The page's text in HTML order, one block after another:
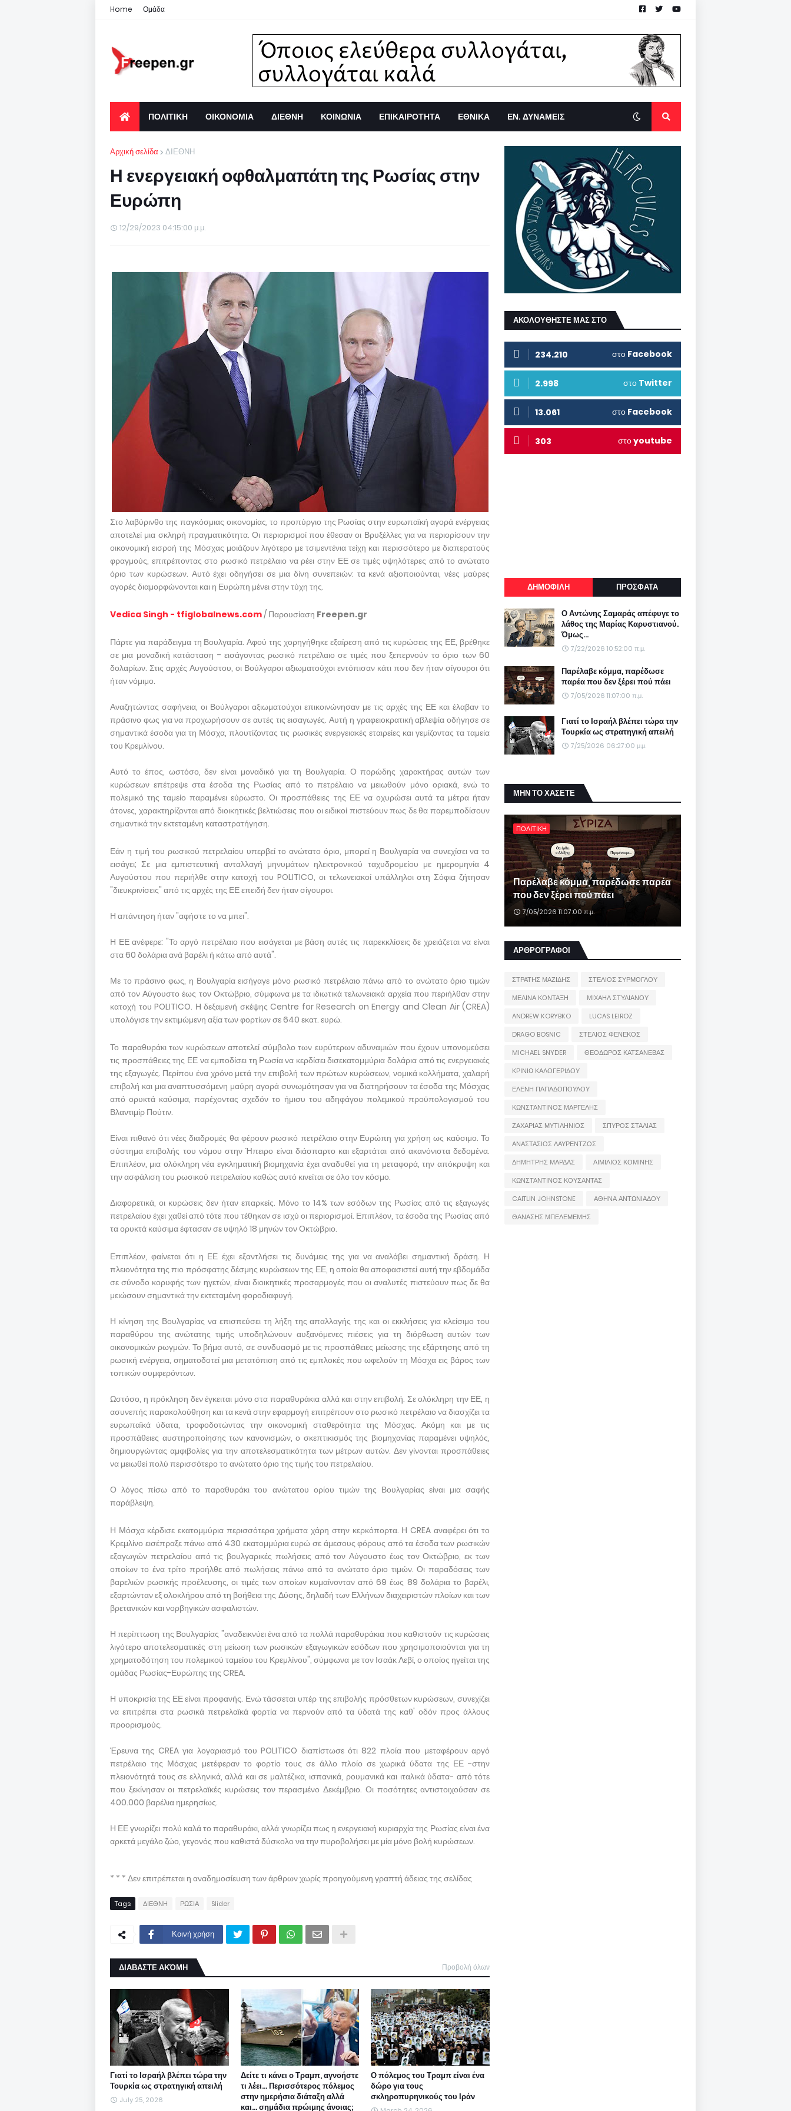
Home Ομάδα
ΠΟΛΙΤΙΚΗ ΟΙΚΟΝΟΜΙΑ ΔΙΕΘΝΗ ΚΟΙΝΩΝΙΑ ΕΠΙΚΑΙΡΟΤΗΤΑ ΕΘΝΙΚΑ ΕΝ. ΔΥΝΑΜΕΙΣ
Αρχική σελίδα ΔΙΕΘΝΗ
Η ενεργειακή οφθαλμαπάτη της Ρωσίας στην
Ευρώπη
12/29/2023 04:15:00 μ.μ.
Στο λαβύρινθο της παγκόσμιας οικονομίας, το προπύργιο της Ρωσίας στην ευρωπαϊκή αγορά ενέργειας
αποτελεί μια σκληρή πραγματικότητα. Οι περιορισμοί που έθεσαν οι Βρυξέλλες για να περιορίσουν την
οικονομική εισροή της Μόσχας μοιάζουν λιγότερο με τσιμεντένια τείχη και περισσότερο με διαπερατούς
φραγμούς, επιτρέποντας στο ρωσικό πετρέλαιο να ρέει στην ΕΕ σε τιμές υψηλότερες από το ανώτατο
όριο των κυρώσεων. Αυτό έχει οδηγήσει σε μια δίνη συνεπειών: τα κενά αξιοποιούνται, νέες μαύρες
αγορές διαμορφώνονται και η Ευρώπη μένει στην τύχη της.
Vedica Singh - tfiglobalnews.com/ Παρουσίαση Freepen.gr
Πάρτε για παράδειγμα τη Βουλγαρία. Αφού της χορηγήθηκε εξαίρεση από τις κυρώσεις της ΕΕ, βρέθηκε
σε μια μοναδική κατάσταση - εισάγοντας ρωσικό πετρέλαιο σε τιμές που ξεπερνούν το όριο των 60
δολαρίων. Στις αρχές Αυγούστου, οι Βούλγαροι αξιωματούχοι εντόπισαν κάτι που δεν ήταν σίγουροι ότι
ήταν νόμιμο.
Αναζητώντας σαφήνεια, οι Βούλγαροι αξιωματούχοι επικοινώνησαν με τις αρχές της ΕΕ και έλαβαν το
πράσινο φως για να προχωρήσουν σε αυτές τις εισαγωγές. Αυτή η γραφειοκρατική αβλεψία οδήγησε σε
σημαντικά έσοδα για τη Μόσχα, πλουτίζοντας τις ρωσικές ενεργειακές εταιρείες και γεμίζοντας τα ταμεία
του Κρεμλίνου.
Αυτό το έπος, ωστόσο, δεν είναι μοναδικό για τη Βουλγαρία. Ο πορώδης χαρακτήρας αυτών των
κυρώσεων επέτρεψε στα έσοδα της Ρωσίας από το πετρέλαιο να μειωθούν μόνο οριακά, ενώ το
πολεμικό της ταμείο παραμένει εύρωστο. Οι προσπάθειες της ΕΕ να οχυρώσει αυτά τα μέτρα ήταν
άτονες, χαρακτηρίζονται από διοικητικές βελτιώσεις που οι ειδικοί πιστεύουν πως δε θα παρεμποδίσουν
σημαντικά την εκτεταμένη καταστρατήγηση.
Εάν η τιμή του ρωσικού πετρελαίου υπερβεί το ανώτατο όριο, μπορεί η Βουλγαρία να συνεχίσει να το
εισάγει; Σε μια εμπιστευτική ανταλλαγή μηνυμάτων ηλεκτρονικού ταχυδρομείου με ημερομηνία 4
Αυγούστου που περιήλθε στην κατοχή του POLITICO, οι τελωνειακοί υπάλληλοι στη Σόφια ζήτησαν
"διευκρινίσεις" από τις αρχές της ΕΕ επειδή δεν ήταν σίγουροι.
Η απάντηση ήταν "αφήστε το να μπει".
Η ΕΕ ανέφερε: "Το αργό πετρέλαιο που εισάγεται με βάση αυτές τις παρεκκλίσεις δε χρειάζεται να είναι
στα 60 δολάρια ανά βαρέλι ή κάτω από αυτά".
Με το πράσινο φως, η Βουλγαρία εισήγαγε μόνο ρωσικό πετρέλαιο πάνω από το ανώτατο όριο τιμών
από τον Αύγουστο έως τον Οκτώβριο, σύμφωνα με τα ιδιωτικά τελωνειακά αρχεία που περιήλθαν στην
κατοχή του POLITICO. Η δεξαμενή σκέψης Centre for Research on Energy and Clean Air (CREA)
υπολόγισε την εκτιμώμενη αξία των φορτίων σε 640 εκατ. ευρώ.
Το παραθυράκι των κυρώσεων αποτελεί σύμβολο των ευρύτερων αδυναμιών που έχουν υπονομεύσει
τις προσπάθειες της ΕΕ να εμποδίσει τη Ρωσία να κερδίσει δισεκατομμύρια δολάρια από τις ενεργειακές
της εξαγωγές. Περίπου ένα χρόνο μετά την επιβολή των πρώτων κυρώσεων, νομικά κολλήματα, χαλαρή
επιβολή και μια αναπτυσσόμενη μαύρη αγορά συνωμότησαν για να διατηρήσουν τα έσοδα της Μόσχας
από ορυκτά καύσιμα, παρέχοντας σχεδόν το ήμισυ του αδηφάγου πολεμικού προϋπολογισμού του
Βλαντιμίρ Πούτιν.
Είναι πιθανό ότι νέες διαδρομές θα φέρουν ρωσικό πετρέλαιο στην Ευρώπη για χρήση ως καύσιμο. Το
σύστημα επιβολής του νόμου στην Ήπειρο είναι διάσπαρτο και εξαρτάται από ακανόνιστα δεδομένα.
Επιπλέον, μια ολόκληρη νέα εγκληματική βιομηχανία έχει αναδυθεί για τη μεταφορά, την απόκρυψη και
την ασφάλιση του ρωσικού πετρελαίου καθώς αυτό κινείται σε όλο τον κόσμο.
Διαφορετικά, οι κυρώσεις δεν ήταν επαρκείς. Μόνο το 14% των εσόδων της Ρωσίας από τις εξαγωγές
πετρελαίου έχει χαθεί από τότε που τέθηκαν σε ισχύ οι περιορισμοί. Επιπλέον, τα έσοδα της Ρωσίας από
τα ορυκτά καύσιμα έφτασαν σε υψηλό 18 μηνών τον Οκτώβριο.
Επιπλέον, φαίνεται ότι η ΕΕ έχει εξαντλήσει τις δυνάμεις της για να αναλάβει σημαντική δράση. Η
πλειονότητα της πιο πρόσφατης δέσμης κυρώσεων της ΕΕ, η οποία θα αποφασιστεί αυτή την εβδομάδα
σε σύνοδο κορυφής των ηγετών, είναι διοικητικές προσαρμογές που οι αναλυτές πιστεύουν πως δε θα
μειώσουν σημαντικά την εκτεταμένη φοροδιαφυγή.
Η κίνηση της Βουλγαρίας να επισπεύσει τη λήξη της απαλλαγής της και οι εκκλήσεις για κλείσιμο του
παραθύρου της ανώτατης τιμής υποδηλώνουν αυξανόμενες πιέσεις για τη διόρθωση αυτών των
οικονομικών ρωγμών. Το βήμα αυτό, σε συνδυασμό με τις προσπάθειες μείωσης της εξάρτησης από τη
ρωσική ενέργεια, σηματοδοτεί μια μετατόπιση από τις εμπλοκές που ωφελούν τη Μόσχα εις βάρος των
τοπικών συμφερόντων.
Ωστόσο, η πρόκληση δεν έγκειται μόνο στα παραθυράκια αλλά και στην επιβολή. Σε ολόκληρη την ΕΕ, η
ασυνεπής παρακολούθηση και τα κενά στην εφαρμογή επιτρέπουν στο ρωσικό πετρέλαιο να διασχίζει τα
ευρωπαϊκά ύδατα, τροφοδοτώντας την οικονομική σταθερότητα της Μόσχας. Ακόμη και με τις
προσπάθειες αυστηροποίησης των κανονισμών, ο σκεπτικισμός της βιομηχανίας παραμένει υψηλός,
δημιουργώντας αμφιβολίες για την αποτελεσματικότητα των μέτρων αυτών. Δεν γίνονται προσπάθειες
να μειωθεί πολύ περισσότερο το ανώτατο όριο της τιμής του πετρελαίου.
Ο λόγος πίσω από το παραθυράκι του ανώτατου ορίου τιμών της Βουλγαρίας είναι μια σαφής
παράβλεψη.
Η Μόσχα κέρδισε εκατομμύρια περισσότερα χρήματα χάρη στην κερκόπορτα. Η CREA αναφέρει ότι το
Κρεμλίνο εισέπραξε πάνω από 430 εκατομμύρια ευρώ σε άμεσους φόρους από τα έσοδα των ρωσικών
εξαγωγών πετρελαίου από τις βουλγαρικές πωλήσεις από τον Αύγουστο έως τον Οκτώβριο, εκ των
οποίων το ένα τρίτο προήλθε από πωλήσεις πάνω από το ανώτατο όριο τιμών. Οι παραδόσεις των
βαρελιών ρωσικής προέλευσης, οι τιμές των οποίων κυμαίνονταν από 69 έως 89 δολάρια το βαρέλι,
εξαρτώνταν εξ ολοκλήρου από τη βοήθεια της Δύσης, δηλαδή των Ελλήνων διαχειριστών πλοίων και των
βρετανικών και νορβηγικών ασφαλιστών.
Η περίπτωση της Βουλγαρίας "αναδεικνύει ένα από τα πολλά παραθυράκια που καθιστούν τις κυρώσεις
λιγότερο αποτελεσματικές στη μείωση των ρωσικών εξαγωγικών εσόδων που χρησιμοποιούνται για τη
χρηματοδότηση του πολεμικού ταμείου του Κρεμλίνου", σύμφωνα με τον Ισαάκ Λεβί, ο οποίος ηγείται της
ομάδας Ρωσίας-Ευρώπης της CREA.
Η υποκρισία της ΕΕ είναι προφανής. Ενώ τάσσεται υπέρ της επιβολής πρόσθετων κυρώσεων, συνεχίζει
να επιτρέπει στα ρωσικά πετρελαϊκά φορτία να περνούν από τα ύδατά της καθ' οδόν προς άλλους
προορισμούς.
Έρευνα της CREA για λογαριασμό του POLITICO διαπίστωσε ότι 822 πλοία που μεταφέρουν αργό
πετρέλαιο της Μόσχας μετέφεραν το φορτίο τους σε άλλο πλοίο σε χωρικά ύδατα της ΕΕ -στην
πλειονότητά τους σε ελληνικά, αλλά και σε μαλτέζικα, ισπανικά, ρουμανικά και ιταλικά ύδατα- από τότε
που ξεκίνησαν οι πετρελαϊκές κυρώσεις τον περασμένο Δεκέμβριο. Οι ποσότητες αντιστοιχούσαν σε
400.000 βαρέλια ημερησίως.
Η ΕΕ γνωρίζει πολύ καλά το παραθυράκι, αλλά γνωρίζει πως η ενεργειακή κυριαρχία της Ρωσίας είναι ένα
αρκετά μεγάλο ζώο, γεγονός που καθιστά δύσκολο να την πυροβολήσει με μία μόνο βολή κυρώσεων.
* * * Δεν επιτρέπεται η αναδημοσίευση των άρθρων χωρίς προηγούμενη γραπτή άδειας της σελίδας
Tags ΔΙΕΘΝΗ ΡΩΣΙΑ Slider
Κοινή χρήση
ΔΙΑΒΑΣΤΕ ΑΚΌΜΗ Προβολή όλων
Γιατί το Ισραήλ βλέπει τώρα την
Τουρκία ως στρατηγική απειλή
July 25, 2026
Δείτε τι κάνει ο Τραμπ, αγνοήστε
τι λέει... Περισσότερος πόλεμος
στην ημερήσια διάταξη αλλά
και... σημάδια πρώιμης άνοιας;
Ο πόλεμος του Τραμπ είναι ένα
δώρο για τους
σκληροπυρηνικούς του Ιράν
ΑΚΟΛΟΥΘΗΣΤΕ ΜΑΣ ΣΤΟ
234.210 στο Facebook
2.998 στο Twitter
13.061 στο Facebook
303 στοyoutube
ΔΗΜΟΦΙΛΗ ΠΡΟΣΦΑΤΑ
Ο Αντώνης Σαμαράς απέφυγε το
λάθος της Μαρίας Καρυστιανού.
Όμως...
7/22/2026 10:52:00 π.μ.
Παρέλαβε κόμμα, παρέδωσε
παρέα που δεν ξέρει πού πάει
7/05/2026 11:07:00 π.μ.
Γιατί το Ισραήλ βλέπει τώρα την
Τουρκία ως στρατηγική απειλή
7/25/2026 06:27:00 μ.μ.
ΜΗΝ ΤΟ ΧΑΣΕΤΕ
ΠΟΛΙΤΙΚΗ
Παρέλαβε κόμμα, παρέδωσε παρέα
που δεν ξέρει πού πάει
7/05/2026 11:07:00 π.μ.
ΑΡΘΡΟΓΡΑΦΟΙ
ΣΤΡΑΤΗΣ ΜΑΖΙΔΗΣ
ΣΤΕΛΙΟΣ ΣΥΡΜΟΓΛΟΥ
ΜΕΛΙΝΑ ΚΟΝΤΑΞΗ
ΜΙΧΑΗΛ ΣΤΥΛΙΑΝΟΥ
ANDREW KORYBKO
LUCAS LEIROZ
DRAGO BOSNIC
ΣΤΕΛΙΟΣ ΦΕΝΕΚΟΣ
MICHAEL SNYDER
ΘΕΟΔΩΡΟΣ ΚΑΤΣΑΝΕΒΑΣ
ΚΡΙΝΙΩ ΚΑΛΟΓΕΡΙΔΟΥ
ΕΛΕΝΗ ΠΑΠΑΔΟΠΟΥΛΟΥ
ΚΩΝΣΤΑΝΤΙΝΟΣ ΜΑΡΓΕΛΗΣ
ΖΑΧΑΡΙΑΣ ΜΥΤΙΛΗΝΙΟΣ
ΣΠΥΡΟΣ ΣΤΑΛΙΑΣ
ΑΝΑΣΤΑΣΙΟΣ ΛΑΥΡΕΝΤΖΟΣ
ΔΗΜΗΤΡΗΣ ΜΑΡΔΑΣ
ΑΙΜΙΛΙΟΣ ΚΟΜΙΝΗΣ
ΚΩΝΣΤΑΝΤΙΝΟΣ ΚΟΥΣΑΝΤΑΣ
CAITLIN JOHNSTONE
ΑΘΗΝΑ ΑΝΤΩΝΙΑΔΟΥ
ΘΑΝΑΣΗΣ ΜΠΕΛΕΜΕΜΗΣ